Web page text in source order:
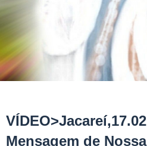
Mensagem de